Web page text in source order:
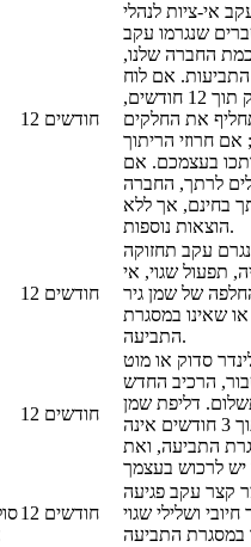
12 חודשים
אי-ציות לנהלי
שנגרמו עקב
החברה שלנו,
אם לוח
הפלדה יסדק תוך 12 חודשים,
את החלקים
אם חרוזי הריתוך
בעצמכם. אם
לרתך, החברה
בחינם, אך ללא
הוצאות נוספות.
12 חודשים
עקב תחזוקה
תפעול שגוי, אי
של שמן גיר
שאינו במסגרת
התביעה.
12 חודשים
סדוק או מוט
הרכיב החדש
דליפת שמן
המתרחשת תוך 3 חודשים אינה
התביעה, ואת
12 חודשים
קצר עקב פגיעה
חיובי ושלילי שגוי